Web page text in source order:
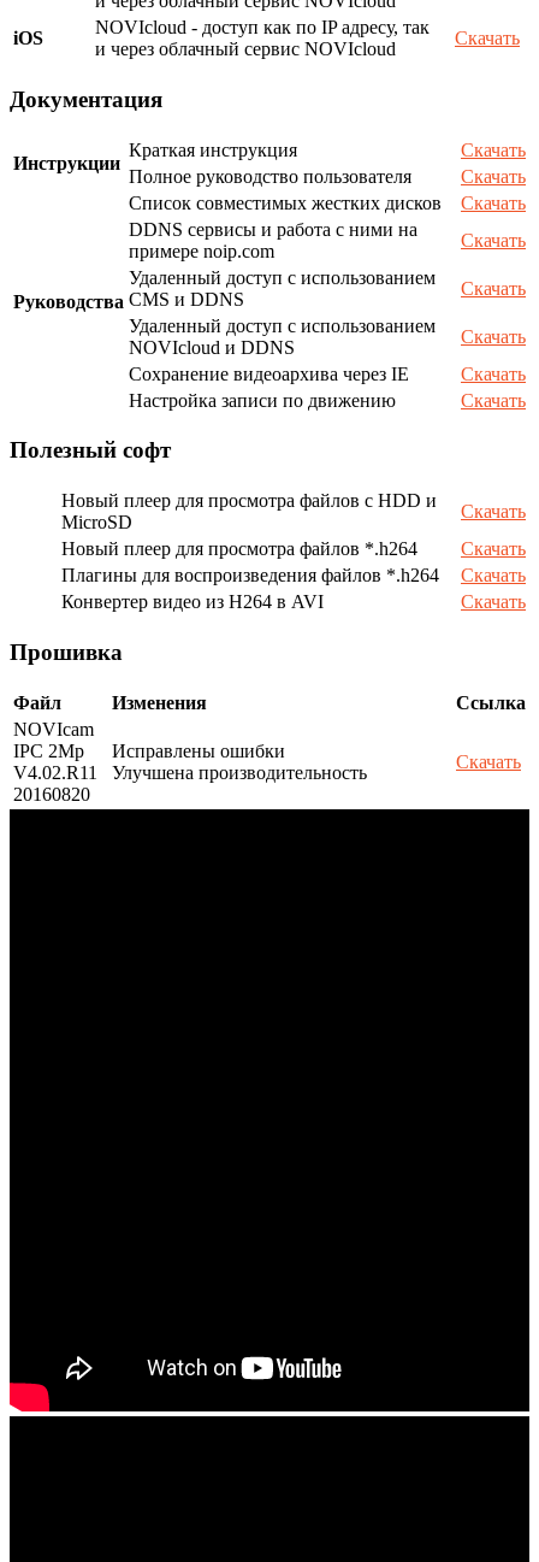
iOS
NOVIcloud - доступ как по IP адресу, так
и через облачный сервис NOVIcloud
Скачать
Документация
Инструкции
Краткая инструкция
Скачать
Полное руководство пользователя
Скачать
Руководства
Список совместимых жестких дисков
Скачать
DDNS сервисы и работа с ними на
примере noip.com
Скачать
Удаленный доступ с использованием
CMS и DDNS
Скачать
Удаленный доступ с использованием
NOVIcloud и DDNS
Скачать
Сохранение видеоархива через IE
Скачать
Настройка записи по движению
Скачать
Полезный софт
Новый плеер для просмотра файлов с HDD и
MicroSD
Скачать
Новый плеер для просмотра файлов *.h264
Скачать
Плагины для воспроизведения файлов *.h264
Скачать
Конвертер видео из H264 в AVI
Скачать
Прошивка
Файл Изменения
Ссылка
NOVIcam
IPC 2Mp
V4.02.R11
20160820
Исправлены ошибки
Улучшена производительность
Скачать